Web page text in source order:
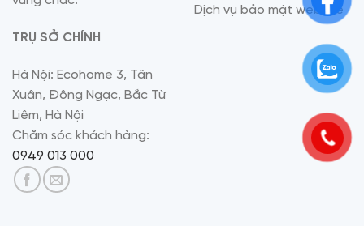
TRỤ SỞ CHÍNH
Hà Nội: Ecohome 3, Tân
Xuân, Đông Ngạc, Bắc Từ
Liêm, Hà Nội
Chăm sóc khách hàng:
0949 013 000
Dịch vụ bảo mật website